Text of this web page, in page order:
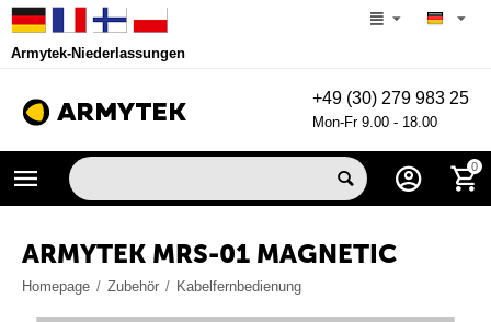
Armytek-Niederlassungen
+49 (30) 279 983 25
Mon-Fr 9.00 - 18.00
0
ARMYTEK MRS-01 MAGNETIC
Homepage / Zubehör / Kabelfernbedienung